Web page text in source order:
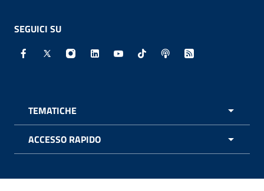
SEGUICI SU
Facebook - Sito esterno - Apertura in nuova finestra
X - Sito esterno - Apertura in nuova finestra
Instagram - Sito esterno - Apertura in
Linkedin - Sito esterno - Apertura in
Youtube - Sito esterno -
TikTok - Sito esterno -
Spreaker - Sito
Feed RSS -
TEMATICHE
ACCESSO RAPIDO